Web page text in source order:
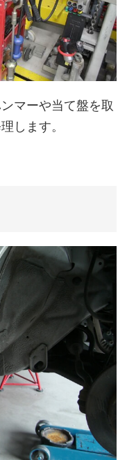
マーや当て盤を取
します。